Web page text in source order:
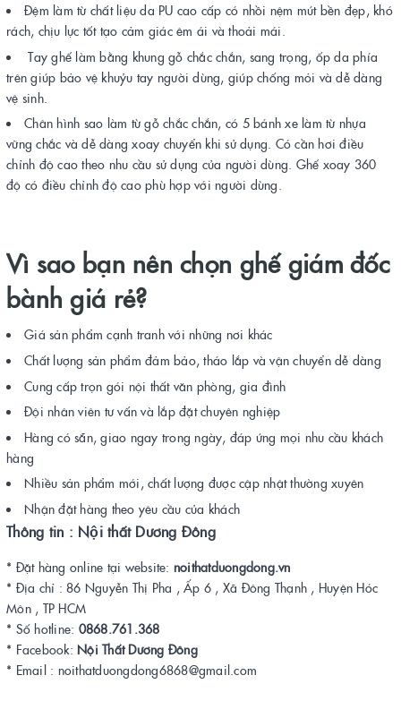
Đệm làm từ chất liệu da PU cao cấp có nhồi nệm mút bền đẹp, khó
rách, chịu lực tốt tạo cảm giác êm ái và thoải mái.
Tay ghế làm bằng khung gỗ chắc chắn, sang trọng, ốp da phía
trên giúp bảo vệ khuỷu tay người dùng, giúp chống mỏi và dễ dàng
vệ sinh.
Chân hình sao làm từ gỗ chắc chắn, có 5 bánh xe làm từ nhựa
vững chắc và dễ dàng xoay chuyển khi sử dụng. Có cần hơi điều
chỉnh độ cao theo nhu cầu sử dụng của người dùng. Ghế xoay 360
độ có điều chỉnh độ cao phù hợp với người dùng.
Vì sao bạn nên chọn ghế giám đốc
bành giá rẻ?
Giá sản phẩm cạnh tranh với những nơi khác
Chất lượng sản phẩm đảm bảo, tháo lắp và vận chuyển dễ dàng
Cung cấp trọn gói nội thất văn phòng, gia đình
Đội nhân viên tư vấn và lắp đặt chuyên nghiệp
Hàng có sẵn, giao ngay trong ngày, đáp ứng mọi nhu cầu khách
hàng
Nhiều sản phẩm mới, chất lượng được cập nhật thường xuyên
Nhận đặt hàng theo yêu cầu của khách
Thông tin : Nội thất Dương Đông
* Đặt hàng online tại website: noithatduongdong.vn
* Địa chỉ : 86 Nguyễn Thị Pha , Ấp 6 , Xã Đông Thạnh , Huyện Hóc
Môn , TP HCM
* Số hotline: 0868.761.368
* Facebook: Nội Thất Dương Đông
* Email : noithatduongdong6868@gmail.com